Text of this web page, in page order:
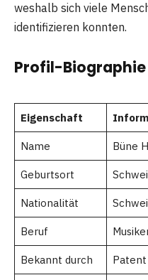
weshalb sich viele
identifizieren konnten.
Profil-Biographie
Eigenschaft
Name Büne
Geburtsort
Nationalität
Beruf
Bekannt durch